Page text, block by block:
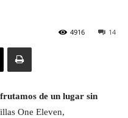
14
4916
de un lugar sin
One Eleven,